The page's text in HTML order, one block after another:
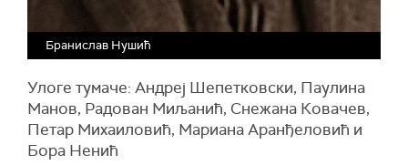
Бранислав Нушић
Улоге тумаче: Андреј Шепетковски, Паулина
Манов, Радован Миљанић, Снежана Ковачев,
Петар Михаиловић, Мариана Аранђеловић и
Бора Ненић